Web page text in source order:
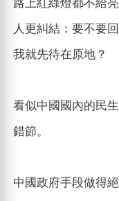
路上紅綠燈都不給
人更糾結：要不要
我就先待在原地？
看似中國國內的民
錯節。
中國政府手段做得